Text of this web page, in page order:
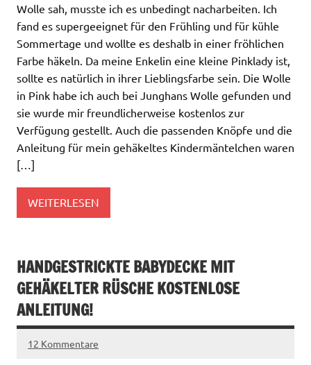
Wolle sah, musste ich es unbedingt nacharbeiten. Ich
fand es supergeeignet für den Frühling und für kühle
Sommertage und wollte es deshalb in einer fröhlichen
Farbe häkeln. Da meine Enkelin eine kleine Pinklady ist,
sollte es natürlich in ihrer Lieblingsfarbe sein. Die Wolle
in Pink habe ich auch bei Junghans Wolle gefunden und
sie wurde mir freundlicherweise kostenlos zur
Verfügung gestellt. Auch die passenden Knöpfe und die
Anleitung für mein gehäkeltes Kindermäntelchen waren
[…]
WEITERLESEN
HANDGESTRICKTE BABYDECKE MIT
GEHÄKELTER RÜSCHE KOSTENLOSE
ANLEITUNG!
12 Kommentare